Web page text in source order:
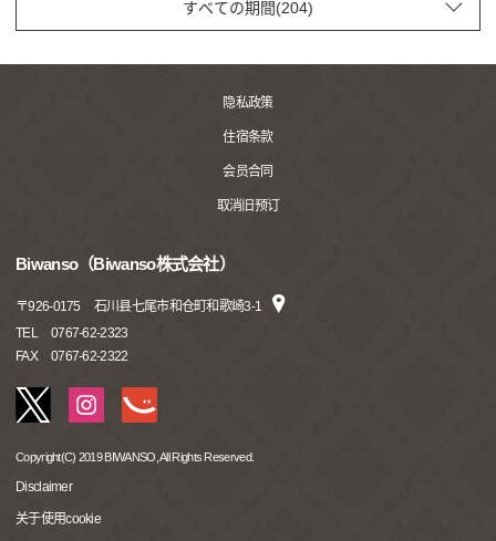
隐私政策
住宿条款
会员合同
取消旧预订
Biwanso（Biwanso株式会社）
〒926-0175
石川县七尾市和仓町和歌崎3-1
TEL
0767-62-2323
FAX
0767-62-2322
Copyright(C) 2019 BIWANSO, All Rights Reserved.
Disclaimer
关于使用cookie